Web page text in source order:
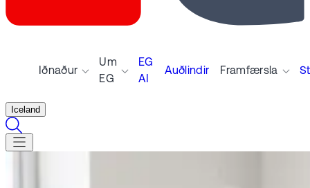
Iðnaður
Um
EG
EG
AI
Auðlindir Framfærsla
Iceland